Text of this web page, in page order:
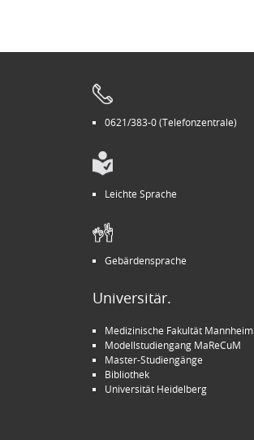
0621/383-0 (Telefonzentrale)
Leichte Sprache
Gebärdensprache
Universitär.
Medizinische Fakultät Mannheim
Modellstudiengang MaReCuM
Master-Studiengänge
Bibliothek
Universität Heidelberg